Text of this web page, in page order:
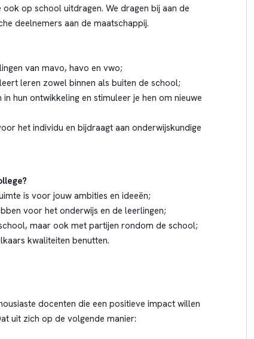
op school uitdragen. We dragen bij aan de
deelnemers aan de maatschappij.
van mavo, havo en vwo;
leren zowel binnen als buiten de school;
hun ontwikkeling en stimuleer je hen om nieuwe
het individu en bijdraagt aan onderwijskundige
is voor jouw ambities en ideeën;
voor het onderwijs en de leerlingen;
maar ook met partijen rondom de school;
kwaliteiten benutten.
docenten die een positieve impact willen
uit zich op de volgende manier: